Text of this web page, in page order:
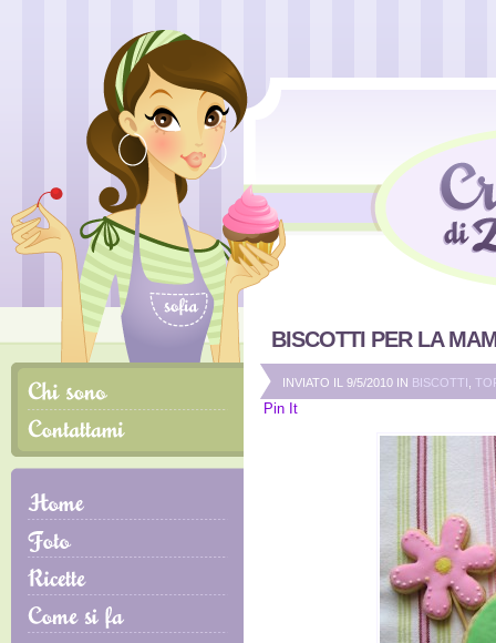
BISCOTTI PER LA
INVIATO IL 9/5/2010 IN BISCOTTI
Pin It